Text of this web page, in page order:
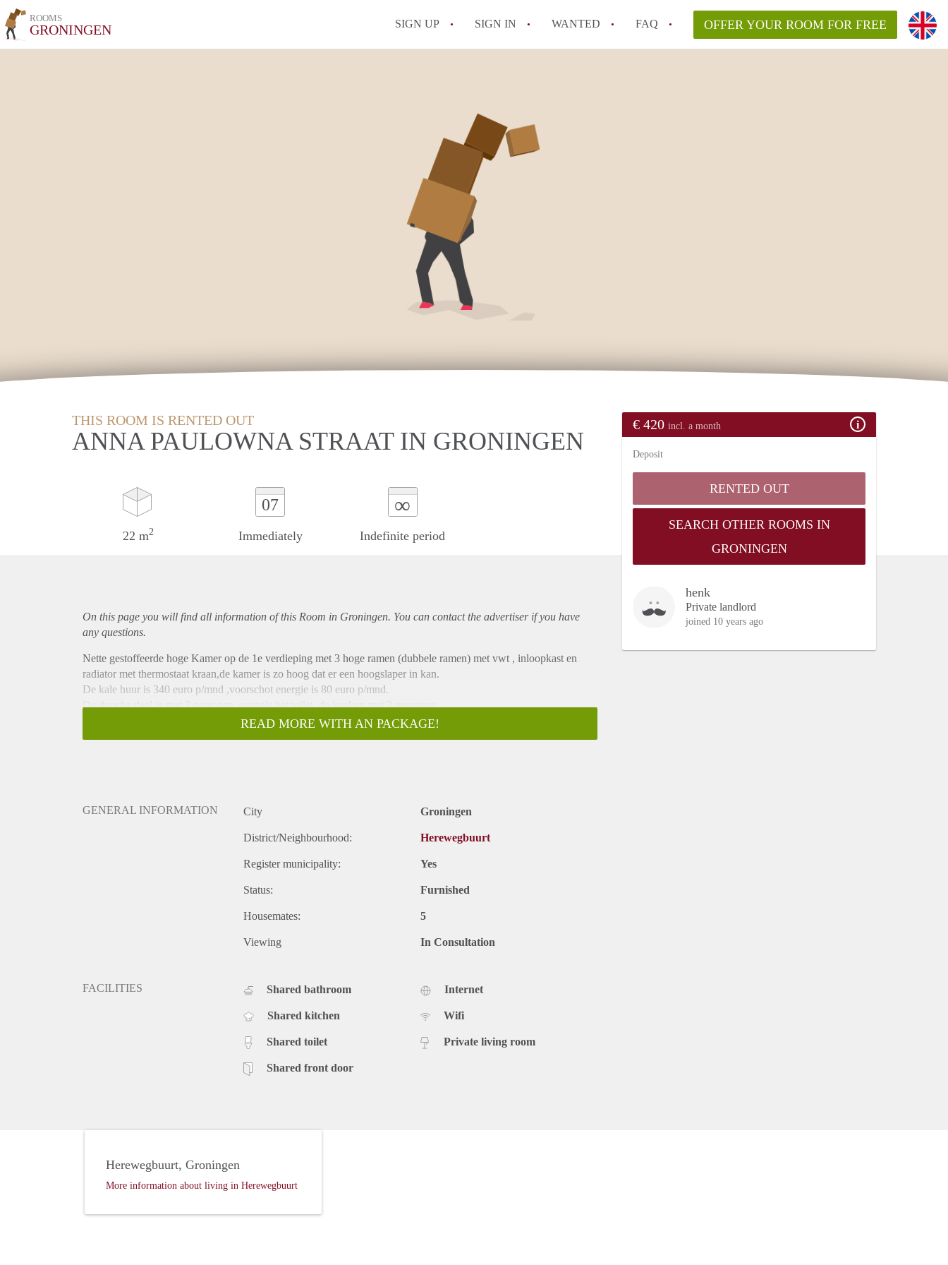
ROOMS
GRONINGEN SIGN UP SIGN IN WANTED FAQ OFFER YOUR ROOM FOR FREE
THIS ROOM IS RENTED OUT
ANNA PAULOWNA STRAAT IN GRONINGEN
22 m2
07
Immediately
∞
Indefinite period
€ 420 incl. a month
Deposit
RENTED OUT
SEARCH OTHER ROOMS IN
GRONINGEN
henk
Private landlord
joined 10 years ago
On this page you will find all information of this Room in Groningen. You can contact the advertiser if you have
any questions.
Nette gestoffeerde hoge Kamer op de 1e verdieping met 3 hoge ramen (dubbele ramen) met vwt , inloopkast en
radiator met thermostaat kraan,de kamer is zo hoog dat er een hoogslaper in kan.
De kale huur is 340 euro p/mnd ,voorschot energie is 80 euro p/mnd.
De douche deel je met 3 personen, evenals het toilet, de keuken met 2 personen,
De woning heeft 6 kamers met zowel werkenden als studenten , het is er netjes en rustig, men heeft de beschikking
over een tuintje.
READ MORE WITH AN PACKAGE!
GENERAL INFORMATION City Groningen
District/Neighbourhood: Herewegbuurt
Register municipality: Yes
Status: Furnished
Housemates: 5
Viewing In Consultation
FACILITIES Shared bathroom
Shared kitchen
Shared toilet
Shared front door
Internet
Wifi
Private living room
Herewegbuurt, Groningen
More information about living in Herewegbuurt